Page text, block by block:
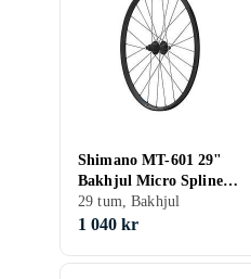
Shimano MT-601 29"
Bakhjul Micro Spline
till Thru Axle
29 tum, Bakhjul
1 040 kr